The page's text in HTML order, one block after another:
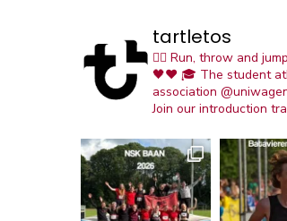
1 2 3
tartletos
🏃‍♀️ Run, throw and
🖤❤️ 🎓 The student
association
Join our introduction